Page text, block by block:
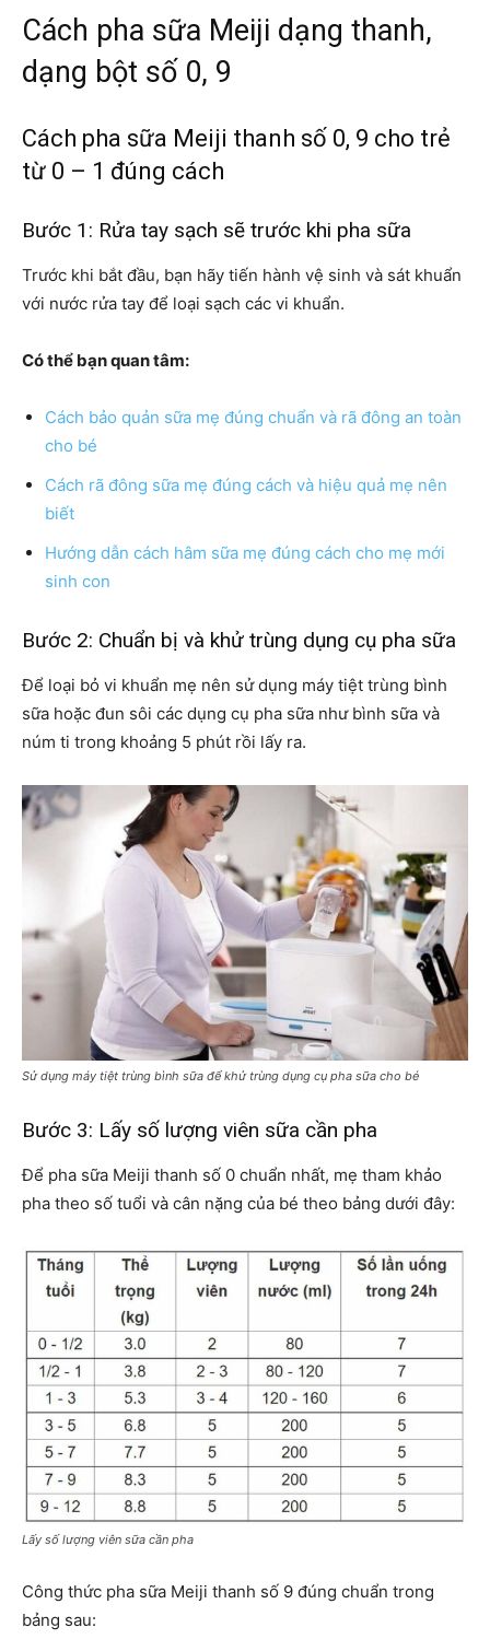
Cách pha sữa Meiji dạng thanh,
dạng bột số 0, 9
Cách pha sữa Meiji thanh số 0, 9 cho trẻ
từ 0 – 1 đúng cách
Bước 1: Rửa tay sạch sẽ trước khi pha sữa
Trước khi bắt đầu, bạn hãy tiến hành vệ sinh và sát khuẩn
với nước rửa tay để loại sạch các vi khuẩn.
Có thể bạn quan tâm:
Cách bảo quản sữa mẹ đúng chuẩn và rã đông an toàn
cho bé
Cách rã đông sữa mẹ đúng cách và hiệu quả mẹ nên
biết
Hướng dẫn cách hâm sữa mẹ đúng cách cho mẹ mới
sinh con
Bước 2: Chuẩn bị và khử trùng dụng cụ pha sữa
Để loại bỏ vi khuẩn mẹ nên sử dụng máy tiệt trùng bình
sữa hoặc đun sôi các dụng cụ pha sữa như bình sữa và
núm ti trong khoảng 5 phút rồi lấy ra.
Sử dụng máy tiệt trùng bình sữa để khử trùng dụng cụ pha sữa cho bé
Bước 3: Lấy số lượng viên sữa cần pha
Để pha sữa Meiji thanh số 0 chuẩn nhất, mẹ tham khảo
pha theo số tuổi và cân nặng của bé theo bảng dưới đây:
Lấy số lượng viên sữa cần pha
Công thức pha sữa Meiji thanh số 9 đúng chuẩn trong
bảng sau: